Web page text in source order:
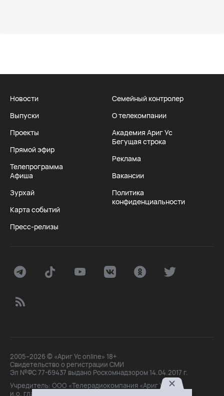
Новости
Выпуски
Проекты
Прямой эфир
Телепрограмма
Афиша
Зурхай
Карта событий
Пресс-релизы
Семейный контролер
О телекомпании
Академия Ариг Ус
Бегущая строка
Реклама
Вакансии
Политика
конфиденциальности
2005–2026 © «Ариг Ус online» 18+
Свидетельство о регистрации СМИ
Эл №ФС 77-69437 выдано Роскомнадзором 14.04.2017 г.
Учредитель: ООО «Телерадиокомпания «Ариг Ус»,
и.о. главного редактора: Маханова О.Б.